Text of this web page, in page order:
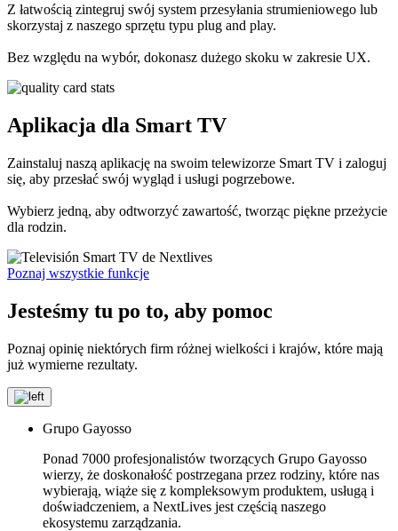
Z łatwością zintegruj swój system przesyłania strumieniowego lub
skorzystaj z naszego sprzętu typu plug and play.
Bez względu na wybór, dokonasz dużego skoku w zakresie UX.
Aplikacja dla Smart TV
Zainstaluj naszą aplikację na swoim telewizorze Smart TV i zaloguj
się, aby przesłać swój wygląd i usługi pogrzebowe.
Wybierz jedną, aby odtworzyć zawartość, tworząc piękne przeżycie
dla rodzin.
Poznaj wszystkie funkcje
Jesteśmy tu po to, aby pomoc
Poznaj opinię niektórych firm różnej wielkości i krajów, które mają
już wymierne rezultaty.
Grupo Gayosso
Ponad 7000 profesjonalistów tworzących Grupo Gayosso
wierzy, że doskonałość postrzegana przez rodziny, które nas
wybierają, wiąże się z kompleksowym produktem, usługą i
doświadczeniem, a NextLives jest częścią naszego
ekosystemu zarządzania.